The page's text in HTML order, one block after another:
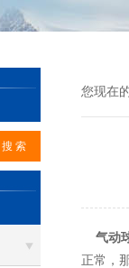
您现在
气动
正常，